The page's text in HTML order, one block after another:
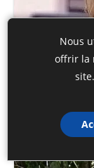
Nous
offrir la
site.